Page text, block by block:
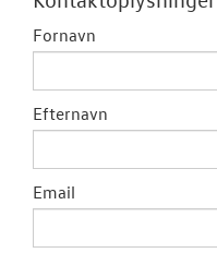
Fornavn
Efternavn
Email